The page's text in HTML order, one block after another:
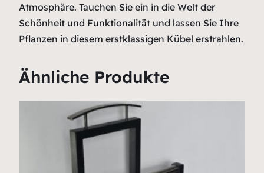
Atmosphäre. Tauchen Sie ein in die Welt der
Schönheit und Funktionalität und lassen Sie Ihre
Pflanzen in diesem erstklassigen Kübel erstrahlen.
Ähnliche Produkte